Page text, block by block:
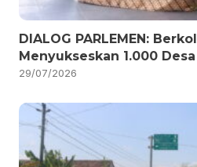
DIALOG PARLEMEN:
Menyukseskan 1.000
29/07/2026